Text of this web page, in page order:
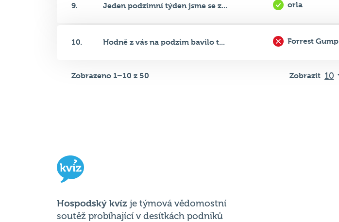
9. Jeden podzimní týden jsme se z... orla
10. Hodně z vás na podzim bavilo t... Forrest Gump
Zobrazeno 1–10 z 50 Zobrazit
Hospodský kvíz je týmová vědomostní
soutěž probíhající v desítkách podniků